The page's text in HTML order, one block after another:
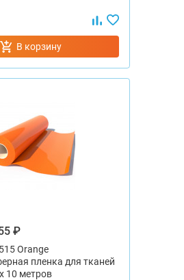
В корзину
₽
Orange
пленка для тканей
10 метров